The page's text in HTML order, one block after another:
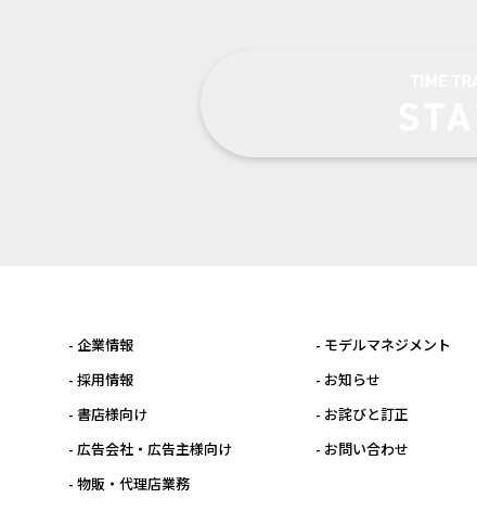
- 企業情報
- 採用情報
- 書店様向け
- 広告会社・広告主様向け
- 物販・代理店業務
- モデルマネジメント
- お知らせ
- お詫びと訂正
- お問い合わせ